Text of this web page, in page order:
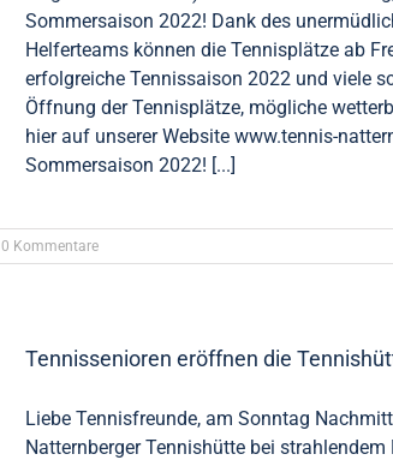
Sommersaison 2022! Dank des
Helferteams können die Tennisplätze ab
erfolgreiche Tennissaison 2022 und viele
Öffnung der Tennisplätze, mögliche
hier auf unserer Website www.tennis-
Sommersaison 2022! [...]
0 Kommentare
Tennissenioren eröffnen die
Liebe Tennisfreunde, am Sonntag
Natternberger Tennishütte bei